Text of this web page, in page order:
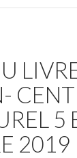
5
2019